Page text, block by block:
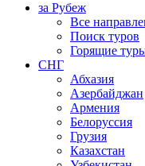
за Рубеж
Все
Поиск туров
Горящие
СНГ
Абхазия
Азербайджан
Армения
Белоруссия
Грузия
Казахстан